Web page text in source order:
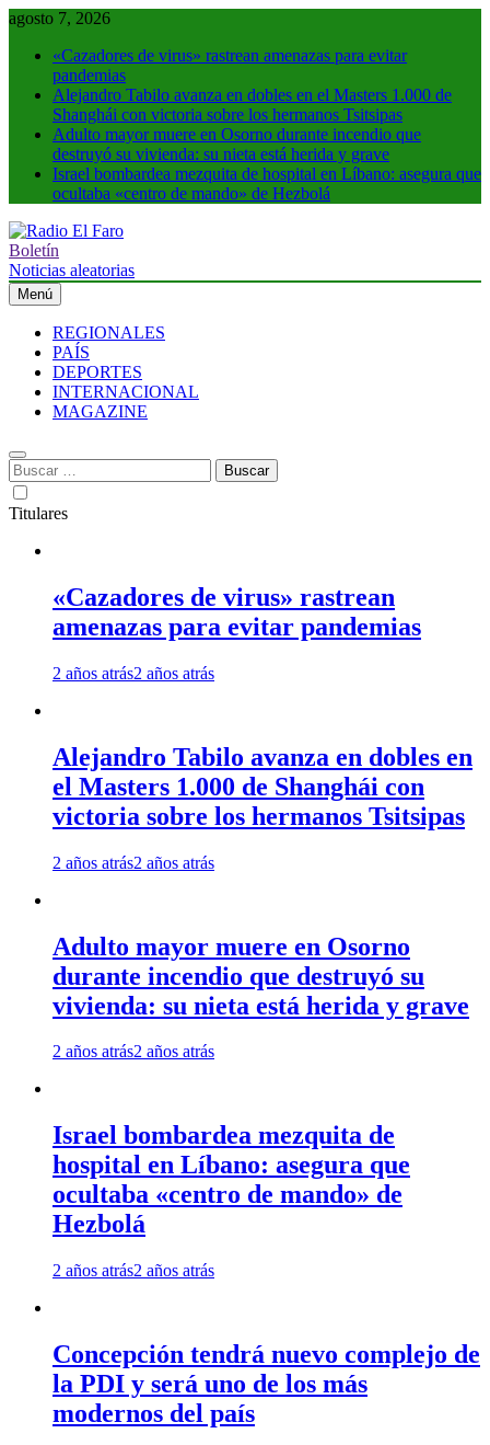
Saltar
contenido
agosto 7, 2026
«Cazadores de virus» rastrean amenazas para evitar
pandemias
Alejandro Tabilo avanza en dobles en el Masters 1.000 de
Shanghái con victoria sobre los hermanos Tsitsipas
Adulto mayor muere en Osorno durante incendio que
destruyó su vivienda: su nieta está herida y grave
Israel bombardea mezquita de hospital en Líbano: asegura que
ocultaba «centro de mando» de Hezbolá
Radio El Faro
Noticias y más
Boletín
Noticias aleatorias
Menú
REGIONALES
PAÍS
DEPORTES
INTERNACIONAL
MAGAZINE
Buscar:
Titulares
«Cazadores de virus» rastrean
amenazas para evitar pandemias
2 años atrás2 años atrás
Alejandro Tabilo avanza en dobles en
el Masters 1.000 de Shanghái con
victoria sobre los hermanos Tsitsipas
2 años atrás2 años atrás
Adulto mayor muere en Osorno
durante incendio que destruyó su
vivienda: su nieta está herida y grave
2 años atrás2 años atrás
Israel bombardea mezquita de
hospital en Líbano: asegura que
ocultaba «centro de mando» de
Hezbolá
2 años atrás2 años atrás
Concepción tendrá nuevo complejo de
la PDI y será uno de los más
modernos del país